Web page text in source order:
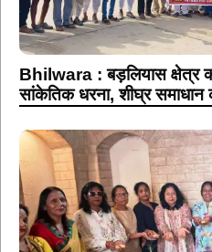
Bhilwara : बड़लियास क्षेत्र
सांकेतिक धरना, शीघ्र समाधान